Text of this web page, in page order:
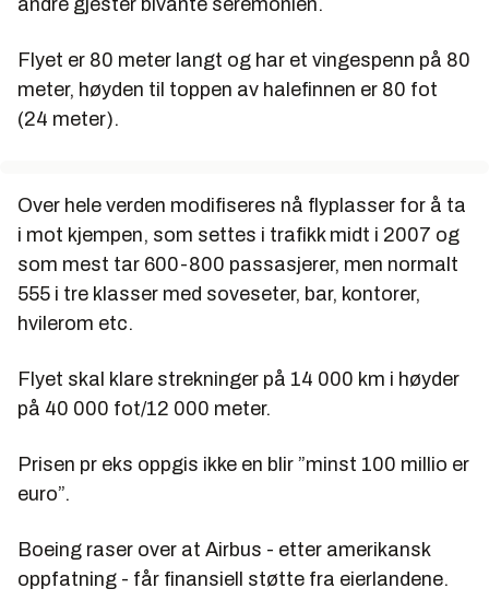
Flyet er 80 meter langt og har et vingespenn på 80
meter, høyden til toppen av halefinnen er 80 fot
(24 meter).
Over hele verden modifiseres nå flyplasser for å ta
i mot kjempen, som settes i trafikk midt i 2007 og
som mest tar 600-800 passasjerer, men normalt
555 i tre klasser med soveseter, bar, kontorer,
hvilerom etc.
Flyet skal klare strekninger på 14 000 km i høyder
på 40 000 fot/12 000 meter.
Prisen pr eks oppgis ikke en blir ”minst 100 millio er
euro”.
Boeing raser over at Airbus - etter amerikansk
oppfatning - får finansiell støtte fra eierlandene.